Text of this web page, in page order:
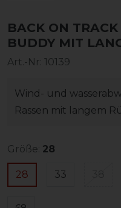
BACK ON
BUDDY MIT
Art.-Nr: 10139
Wind- und
Rassen mit langem
Größe: 28
28 33